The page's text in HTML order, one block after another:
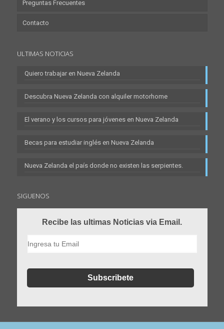
Preguntas Frecuentes
Contacto
ULTIMAS NOTICIAS
Quiero trabajar en Nueva Zelanda
Descubra Nueva Zelanda con alquiler motorhome
El verano y los cursos para jóvenes en Nueva Zelanda
Becas para estudiar inglés en Nueva Zelanda
Nueva Zelanda el país donde no existen las serpientes.
SIGUENOS
Recibe las ultimas Noticias via Email.